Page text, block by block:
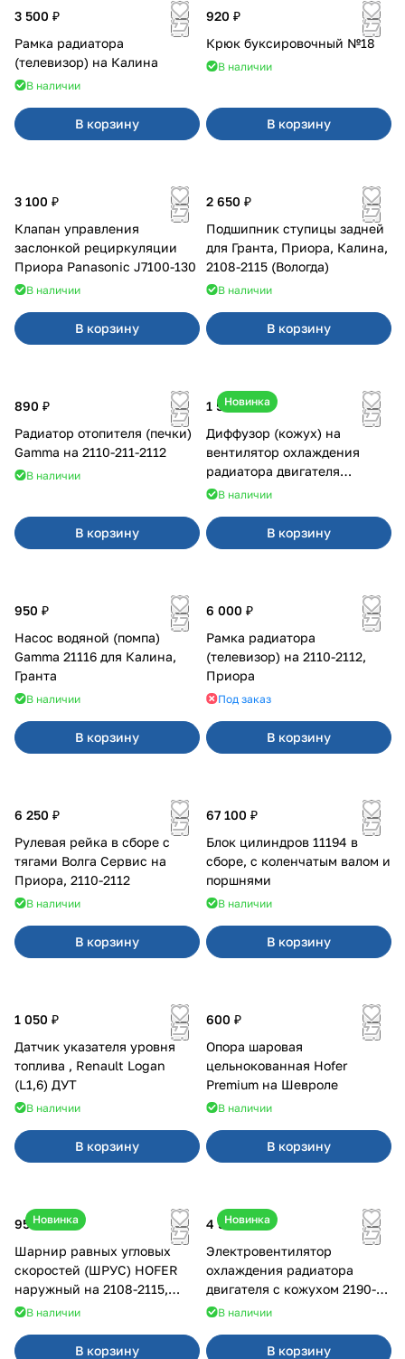
3 500 ₽
Рамка радиатора
(телевизор) на Калина
В наличии
В корзину
920 ₽
Крюк буксировочный №18
В наличии
В корзину
3 100 ₽
Клапан управления
заслонкой рециркуляции
Приора Panasonic J7100-130
В наличии
В корзину
2 650 ₽
Подшипник ступицы задней
для Гранта, Приора, Калина,
2108-2115 (Вологда)
В наличии
В корзину
890 ₽
Радиатор отопителя (печки)
Gamma на 2110-211-2112
В наличии
В корзину
Новинка
1 500 ₽
Диффузор (кожух) на
вентилятор охлаждения
радиатора двигателя
Приора 2170 Panasonic
В наличии
В корзину
950 ₽
Насос водяной (помпа)
Gamma 21116 для Калина,
Гранта
В наличии
В корзину
6 000 ₽
Рамка радиатора
(телевизор) на 2110-2112,
Приора
Под заказ
В корзину
6 250 ₽
Рулевая рейка в сборе с
тягами Волга Сервис на
Приора, 2110-2112
В наличии
В корзину
67 100 ₽
Блок цилиндров 11194 в
сборе, с коленчатым валом и
поршнями
В наличии
В корзину
1 050 ₽
Датчик указателя уровня
топлива , Renault Logan
(L1,6) ДУТ
В наличии
В корзину
600 ₽
Опора шаровая
цельнокованная Hofer
Premium на Шевроле
В наличии
В корзину
Новинка
950 ₽
Шарнир равных угловых
скоростей (ШРУС) HOFER
наружный на 2108-2115,
2110-2112
В наличии
В корзину
Новинка
4 550 ₽
Электровентилятор
охлаждения радиатора
двигателя с кожухом 2190-
2194 н/о с кондиционером
В наличии
В корзину